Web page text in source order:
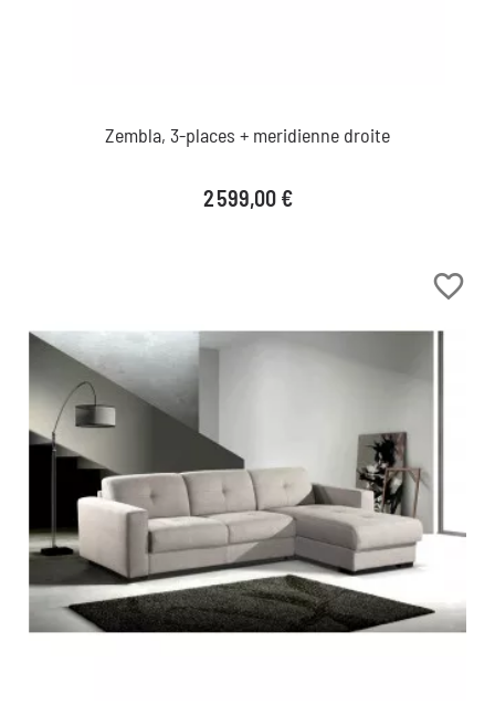
Zembla, 3-places + meridienne droite
Prix
2 599,00 €
favorite_border